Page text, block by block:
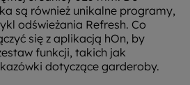
są również unikalne programy,
odświeżania Refresh. Co
się z aplikacją hOn, by
funkcji, takich jak
dotyczące garderoby.